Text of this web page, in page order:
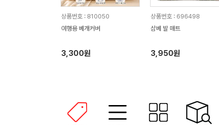
상품번호 : 810050
여행용 베개커버
3,300원
상품번호 : 696498
삼베 발 매트
3,950원